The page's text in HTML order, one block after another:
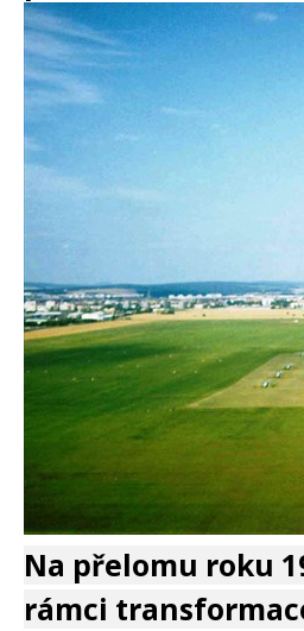
Na přelomu roku
rámci